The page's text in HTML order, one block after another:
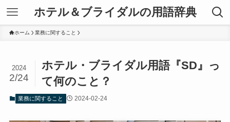
ホテル＆ブライダルの用語辞典
ホーム 業務に関すること
ホテル・ブライダル用語『SD』っ
て何のこと？
2024
2/24
業務に関すること 2024-02-24